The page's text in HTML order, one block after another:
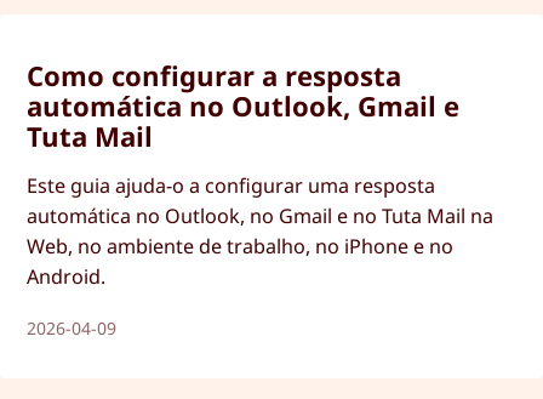
Como configurar a resposta
automática no Outlook, Gmail e
Tuta Mail
Este guia ajuda-o a configurar uma resposta
automática no Outlook, no Gmail e no Tuta Mail na
Web, no ambiente de trabalho, no iPhone e no
Android.
2026-04-09